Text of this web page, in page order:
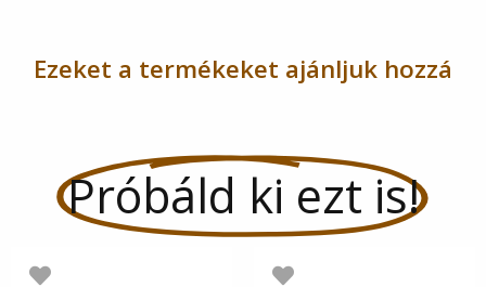
Ezeket a termékeket ajánljuk hozzá
Próbáld ki ezt is!